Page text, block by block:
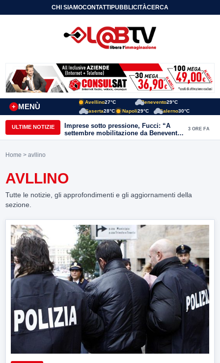
CHI SIAMOCONTATTIPUBBLICITÀCERCA
MENÙ
+
Avellino27°C Benevento29°C
Caserta28°C Napoli29°C Salerno30°C
ULTIME NOTIZIE
Imprese sotto pressione, Fucci: “A
settembre mobilitazione da Benevento
e Avellino”
3 ORE FA
Home > avllino
AVLLINO
Tutte le notizie, gli approfondimenti e gli aggiornamenti della
sezione.